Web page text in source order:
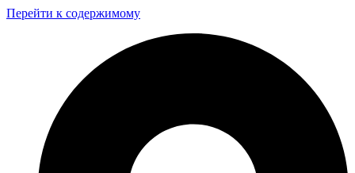
Перейти к содержимому